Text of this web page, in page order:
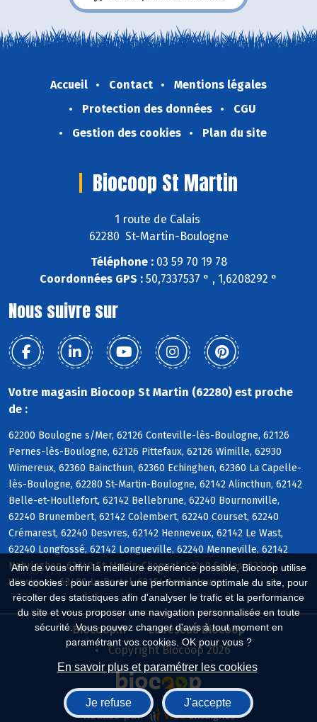
Afin de vous offrir la meilleure expérience possible, Biocoop utilise
des cookies : pour assurer une performance optimale du site, pour
récolter des statistiques afin d'analyser le trafic et la performance
du site et vous proposer une navigation personnalisée en toute
sécurité. Vous pouvez changer d'avis à tout moment en
paramétrant vos cookies. OK pour vous ?
En savoir plus et paramétrer les cookies
Je refuse J'accepte
Accueil Contact
Mentions légales
Protection des données
CGU
Gestion des cookies
Plan du site
Biocoop St Martin
1 route de Calais
62280 St-Martin-Boulogne
Téléphone :03 59 70 19 78
Coordonnées GPS : 50,7337537 ° , 1,6208292 °
Nous suivre sur
Votre magasin Biocoop St Martin (62280) est proche
de :
62200 Boulogne s/Mer, 62126 Conteville-lès-Boulogne, 62126
Pernes-lès-Boulogne, 62126 Pittefaux, 62126 Wimille, 62930
Wimereux, 62360 Baincthun, 62360 Echinghen, 62360 La Capelle-
lès-Boulogne, 62280 St-Martin-Boulogne, 62142 Alincthun, 62142
Belle-et-Houllefort, 62142 Bellebrune, 62240 Bournonville,
62240 Brunembert, 62142 Colembert, 62240 Courset, 62240
Crémarest, 62240 Desvres, 62142 Henneveux, 62142 Le Wast,
62240 Longfossé, 62142 Longueville, 62240 Menneville, 62142
Nabringhen, 62240 St-Martin-Choquel, 62240 Selles, 62240
Wirwignes, 62480 Le Portel, 62164 Ambleteuse
Biocoop.fr
Le réseau Biocoop
Copyright Biocoop 2026
Réalisé par